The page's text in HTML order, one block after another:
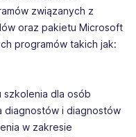
związanych z
oraz pakietu Microsoft
programów takich jak:
szkolenia dla osób
diagnostów i diagnostów
w zakresie